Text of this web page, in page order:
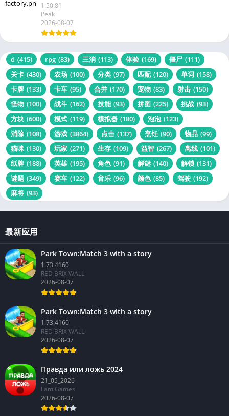
1.50.81
Peak
2026-08-07
d (415) rpg (83) 三消 (113) 体验 (169) 僵尸 (111)
关卡 (430) 农场 (100) 分类 (97) 匹配 (120) 单词 (158)
卡牌 (133) 卡车 (95) 合并 (170) 宠物 (83) 射击 (150)
怪物 (100) 战斗 (162) 技能 (93) 拼图 (225) 挑战 (93)
方块 (600) 模式 (119) 模拟器 (180) 泡泡 (123)
消除 (108) 游戏 (3864) 点击 (137) 烹饪 (90) 物品 (99)
猫咪 (130) 玩家 (271) 生存 (109) 益智 (267) 离线 (101)
纸牌 (188) 英雄 (195) 角色 (91) 解谜 (140) 解锁 (131)
谜题 (349) 赛车 (122) 音乐 (96) 颜色 (85) 驾驶 (192)
麻将 (93)
最新应用
Park Town:Match 3 with a story
1.73.4160
RED BRIX WALL
2026-08-07
Park Town:Match 3 with a story
1.73.4160
RED BRIX WALL
2026-08-07
Правда или ложь 2024
21_05_2026
Fam Games
2026-08-07